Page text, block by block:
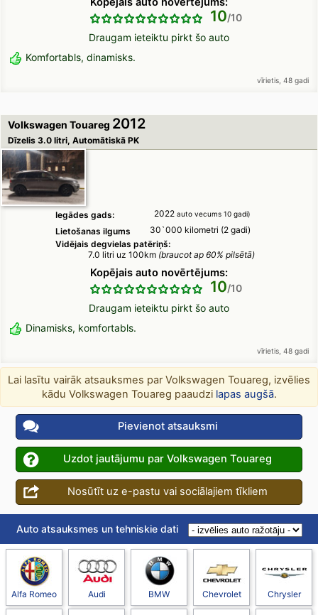
10
Draugam ieteiktu pirkt šo auto
Komfortabls, dinamisks.
vīrietis, 48 gadi
Volkswagen Touareg 2012
Dīzelis 3.0 litri, Automātiskā PK
Iegādes gads: 2022 auto vecums 10 gadi)
Lietošanas ilgums
30`000 kilometri (2 gadi)
Vidējais degvielas patēriņš:
7.0 litri uz 100km (braucot ap 60% pilsētā)
Kopējais auto novērtējums:
10
Draugam ieteiktu pirkt šo auto
Dinamisks, komfortabls.
vīrietis, 48 gadi
Lai lasītu vairāk atsauksmes par Volkswagen Touareg, izvēlies
kādu Volkswagen Touareg paaudzi lapas augšā.
Pievienot atsauksmi
Uzdot jautājumu par Volkswagen Touareg
Nosūtīt uz e-pastu vai sociālajiem tīkliem
Auto atsauksmes un tehniskie dati
Alfa Romeo Audi BMW Chevrolet Chrysler